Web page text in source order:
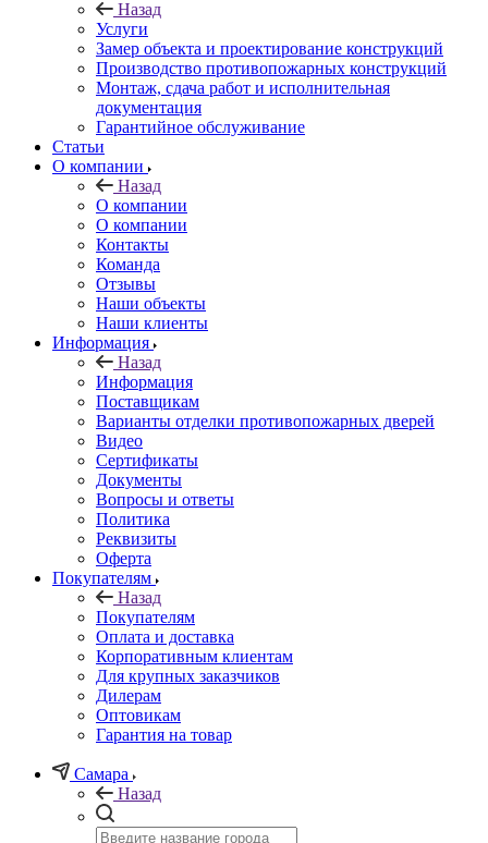
Назад
Услуги
Замер объекта и проектирование конструкций
Производство противопожарных конструкций
Монтаж, сдача работ и исполнительная
документация
Гарантийное обслуживание
Статьи
О компании
Назад
О компании
О компании
Контакты
Команда
Отзывы
Наши объекты
Наши клиенты
Информация
Назад
Информация
Поставщикам
Варианты отделки противопожарных дверей
Видео
Сертификаты
Документы
Вопросы и ответы
Политика
Реквизиты
Оферта
Покупателям
Назад
Покупателям
Оплата и доставка
Корпоративным клиентам
Для крупных заказчиков
Дилерам
Оптовикам
Гарантия на товар
Самара
Назад